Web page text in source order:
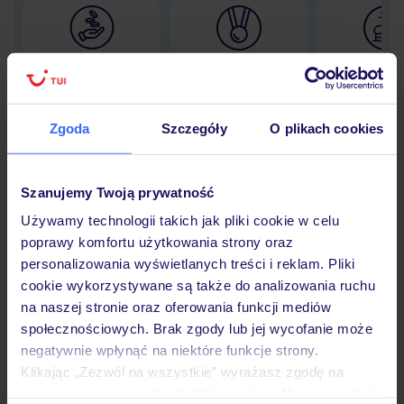
Zgoda Szczegóły O plikach cookies
Szanujemy Twoją prywatność
Używamy technologii takich jak pliki cookie w celu
poprawy komfortu użytkowania strony oraz
personalizowania wyświetlanych treści i reklam. Pliki
cookie wykorzystywane są także do analizowania ruchu
na naszej stronie oraz oferowania funkcji mediów
społecznościowych. Brak zgody lub jej wycofanie może
negatywnie wpłynąć na niektóre funkcje strony.
Klikając „Zezwól na wszystkie” wyrażasz zgodę na
Lider niskich cen
Największe biuro
30 lat w
Hotel
Opinie
Pokoje